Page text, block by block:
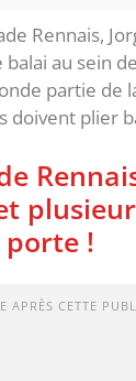
Rennais,
au sein
partie de
doivent plier
porte !
APRÈS CETTE